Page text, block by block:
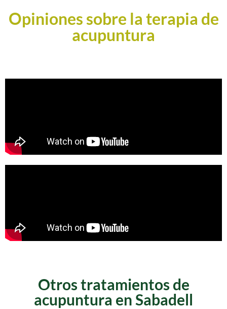
Opiniones sobre la terapia de
acupuntura
Otros tratamientos de
acupuntura en Sabadell